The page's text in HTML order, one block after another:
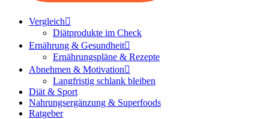
Vergleich
Diätprodukte im Check
Ernährung & Gesundheit
Ernährungspläne & Rezepte
Abnehmen & Motivation
Langfristig schlank bleiben
Diät & Sport
Nahrungsergänzung & Superfoods
Ratgeber